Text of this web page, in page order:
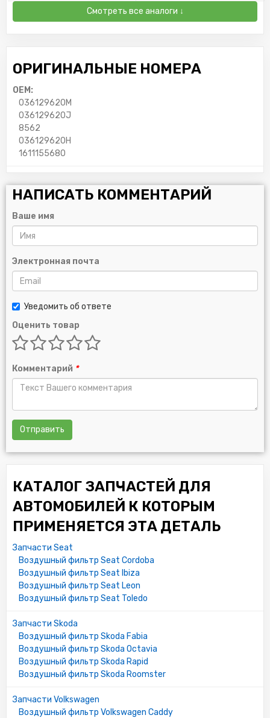
Смотреть все аналоги ↓
ОРИГИНАЛЬНЫЕ НОМЕРА
OEM:
036129620M
036129620J
8562
036129620H
1611155680
НАПИСАТЬ КОММЕНТАРИЙ
Ваше имя
Электронная почта
Уведомить об ответе
Оценить товар
Комментарий *
Отправить
КАТАЛОГ ЗАПЧАСТЕЙ ДЛЯ
АВТОМОБИЛЕЙ К КОТОРЫМ
ПРИМЕНЯЕТСЯ ЭТА ДЕТАЛЬ
Запчасти Seat
Воздушный фильтр Seat Cordoba
Воздушный фильтр Seat Ibiza
Воздушный фильтр Seat Leon
Воздушный фильтр Seat Toledo
Запчасти Skoda
Воздушный фильтр Skoda Fabia
Воздушный фильтр Skoda Octavia
Воздушный фильтр Skoda Rapid
Воздушный фильтр Skoda Roomster
Запчасти Volkswagen
Воздушный фильтр Volkswagen Caddy